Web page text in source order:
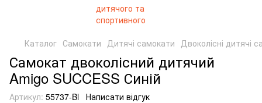
Каталог Самокати Дитячі самокати Двоколісні дитячі
Самокат двоколісний дитячий
Amigo SUCCESS Синій
Артикул: 55737-Bl Написати відгук